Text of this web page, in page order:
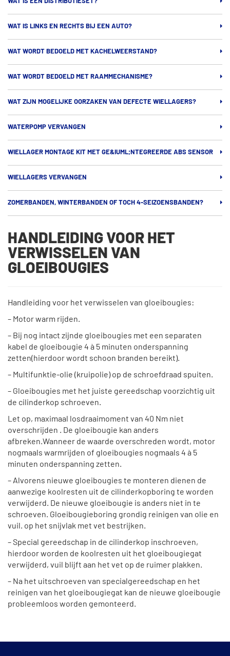
WAT IS LINKS EN RECHTS BIJ EEN AUTO?
WAT WORDT BEDOELD MET KACHELWEERSTAND?
WAT WORDT BEDOELD MET RAAMMECHANISME?
WAT ZIJN MOGELIJKE OORZAKEN VAN DEFECTE WIELLAGERS?
WATERPOMP VERVANGEN
WIELLAGER MONTAGE KIT MET GE&IUML;NTEGREERDE ABS SENSOR
WIELLAGERS VERVANGEN
ZOMERBANDEN, WINTERBANDEN OF TOCH 4-SEIZOENSBANDEN?
HANDLEIDING VOOR HET
VERWISSELEN VAN
GLOEIBOUGIES
Handleiding voor het verwisselen van gloeibougies:
– Motor warm rijden.
– Bij nog intact zijnde gloeibougies met een separaten
kabel de gloeibougie 4 à 5 minuten onderspanning
zetten(hierdoor wordt schoon branden bereikt).
– Multifunktie-olie (kruipolie) op de schroefdraad spuiten.
– Gloeibougies met het juiste gereedschap voorzichtig uit
de cilinderkop schroeven.
Let op, maximaal losdraaimoment van 40 Nm niet
overschrijden . De gloeibougie kan anders
afbreken.Wanneer de waarde overschreden wordt, motor
nogmaals warmrijden of gloeibougies nogmaals 4 à 5
minuten onderspanning zetten.
– Alvorens nieuwe gloeibougies te monteren dienen de
aanwezige koolresten uit de cilinderkopboring te worden
verwijderd. De nieuwe gloeibougie is anders niet in te
schroeven. Gloeibougieboring grondig reinigen van olie en
vuil. op het snijvlak met vet bestrijken.
– Special gereedschap in de cilinderkop inschroeven,
hierdoor worden de koolresten uit het gloeibougiegat
verwijderd, vuil blijft aan het vet op de ruimer plakken.
– Na het uitschroeven van specialgereedschap en het
reinigen van het gloeibougiegat kan de nieuwe gloeibougie
probleemloos worden gemonteerd.